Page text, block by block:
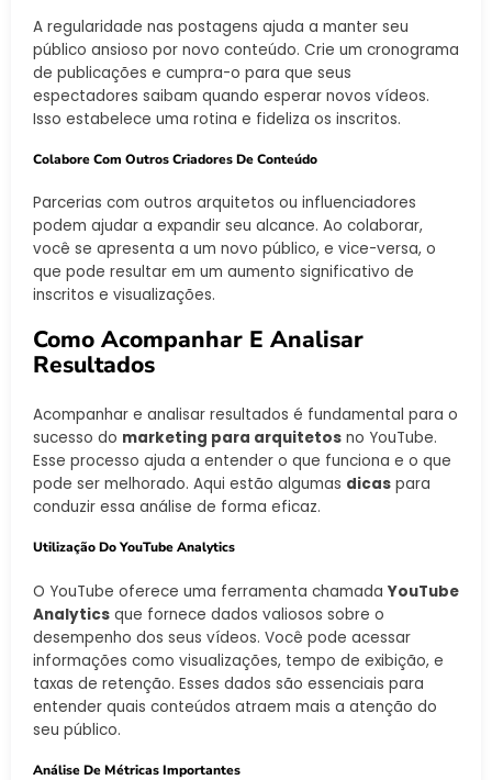
A regularidade nas postagens ajuda a manter seu
público ansioso por novo conteúdo. Crie um cronograma
de publicações e cumpra-o para que seus
espectadores saibam quando esperar novos vídeos.
Isso estabelece uma rotina e fideliza os inscritos.
Colabore Com Outros Criadores De Conteúdo
Parcerias com outros arquitetos ou influenciadores
podem ajudar a expandir seu alcance. Ao colaborar,
você se apresenta a um novo público, e vice-versa, o
que pode resultar em um aumento significativo de
inscritos e visualizações.
Como Acompanhar E Analisar
Resultados
Acompanhar e analisar resultados é fundamental para o
sucesso do marketing para arquitetos no YouTube.
Esse processo ajuda a entender o que funciona e o que
pode ser melhorado. Aqui estão algumas dicas para
conduzir essa análise de forma eficaz.
Utilização Do YouTube Analytics
O YouTube oferece uma ferramenta chamada YouTube
Analytics que fornece dados valiosos sobre o
desempenho dos seus vídeos. Você pode acessar
informações como visualizações, tempo de exibição, e
taxas de retenção. Esses dados são essenciais para
entender quais conteúdos atraem mais a atenção do
seu público.
Análise De Métricas Importantes